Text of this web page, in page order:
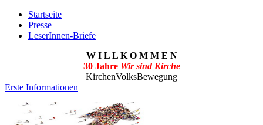
Startseite
Presse
LeserInnen-Briefe
W I L L K O M M E N
30 Jahre Wir sind Kirche
KirchenVolksBewegung
Erste Informationen